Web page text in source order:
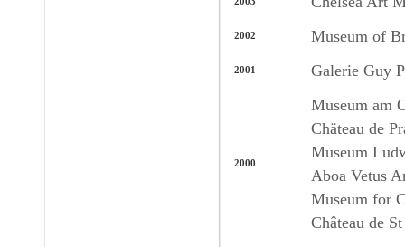
2002 Museum of
2001 Galerie Guy
2000
Museum am
Chäteau de
Museum
Aboa Vetus
Museum for
Château de